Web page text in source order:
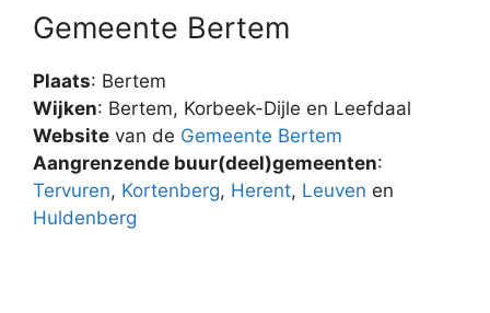
Gemeente Bertem
Plaats: Bertem
Wijken: Bertem, Korbeek-Dijle en Leefdaal
Website van de Gemeente Bertem
Aangrenzende buur(deel)gemeenten:
Tervuren, Kortenberg, Herent, Leuven en
Huldenberg